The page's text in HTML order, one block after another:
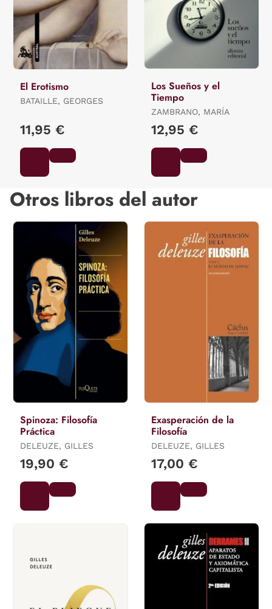
El Erotismo
BATAILLE, GEORGES
11,95 €
Los Sueños y el
Tiempo
ZAMBRANO, MARÍA
12,95 €
Otros libros del autor
Spinoza: Filosofía
Práctica
DELEUZE, GILLES
19,90 €
Exasperación de la
Filosofía
DELEUZE, GILLES
17,00 €